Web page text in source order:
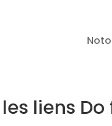
liens